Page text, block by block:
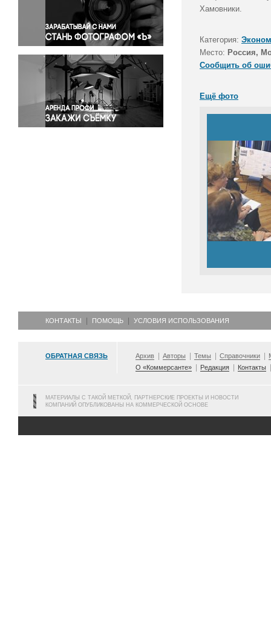
Правосудие
Происшествия и конфликты
Религия
Светская жизнь
Спорт
Экология
Экономика и бизнес
Хамовники.
Категория:
Место: Россия,
Сообщить об
Ещё фото
КОНТАКТЫ ПОМОЩЬ УСЛОВИЯ ИСПОЛЬЗОВАНИЯ
ОБРАТНАЯ СВЯЗЬ Архив Авторы Темы Справочники
О «Коммерсанте»
Редакция Контакты
МАТЕРИАЛЫ С ТАКОЙ МЕТКОЙ, ПАРТНЕРСКИЕ ПРОЕКТЫ И НОВОСТИ
КОМПАНИЙ ОПУБЛИКОВАНЫ НА КОММЕРЧЕСКОЙ ОСНОВЕ